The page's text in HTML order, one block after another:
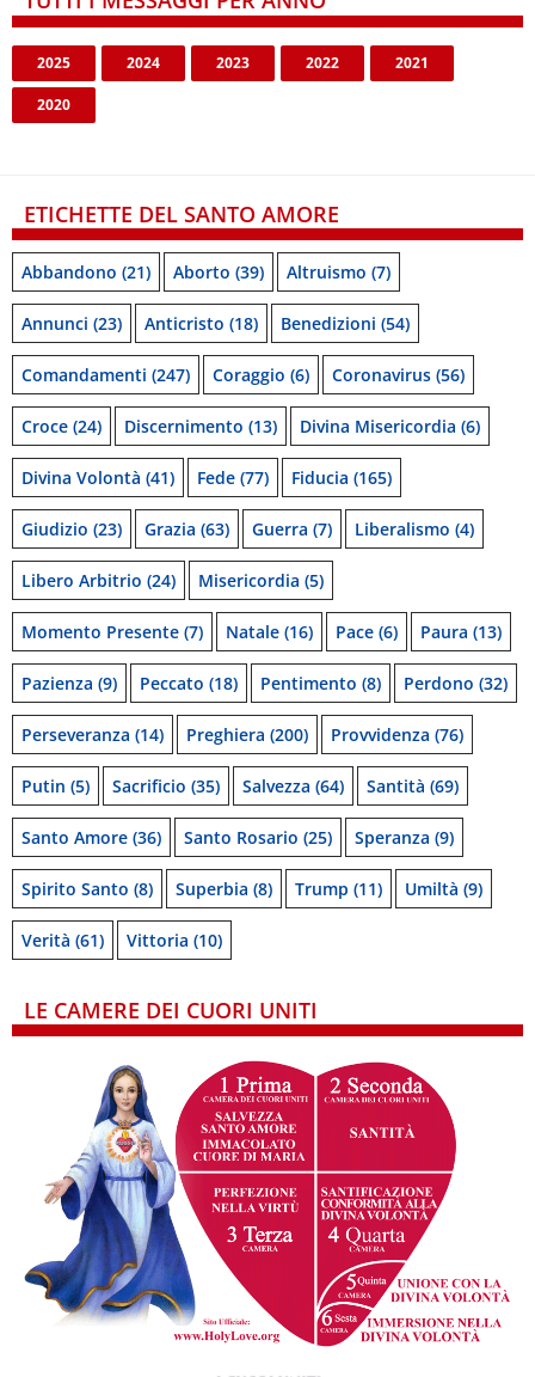
2025 2024 2023 2022 2021
2020
ETICHETTE DEL SANTO AMORE
Abbandono (21) Aborto (39) Altruismo (7)
Annunci (23) Anticristo (18) Benedizioni (54)
Comandamenti (247) Coraggio (6) Coronavirus (56)
Croce (24) Discernimento (13) Divina Misericordia (6)
Divina Volontà (41) Fede (77) Fiducia (165)
Giudizio (23) Grazia (63) Guerra (7) Liberalismo (4)
Libero Arbitrio (24) Misericordia (5)
Momento Presente (7) Natale (16) Pace (6) Paura (13)
Pazienza (9) Peccato (18) Pentimento (8) Perdono (32)
Perseveranza (14) Preghiera (200) Provvidenza (76)
Putin (5) Sacrificio (35) Salvezza (64) Santità (69)
Santo Amore (36) Santo Rosario (25) Speranza (9)
Spirito Santo (8) Superbia (8) Trump (11) Umiltà (9)
Verità (61) Vittoria (10)
LE CAMERE DEI CUORI UNITI